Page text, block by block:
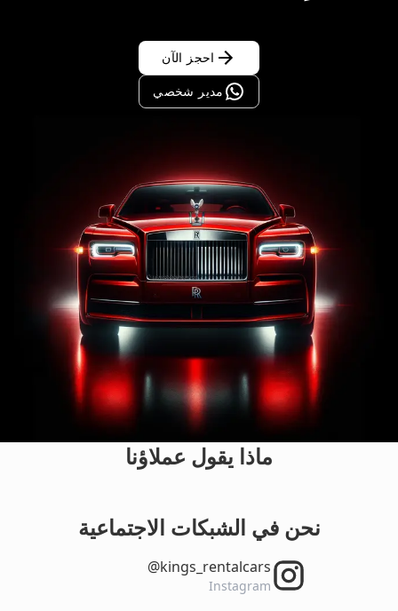
احجز الآن
مدير شخصي
ماذا يقول عملاؤنا
نحن في الشبكات الاجتماعية
‎@kings_rentalcars
Instagram